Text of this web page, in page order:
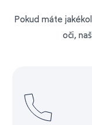
Pokud máte
oči,